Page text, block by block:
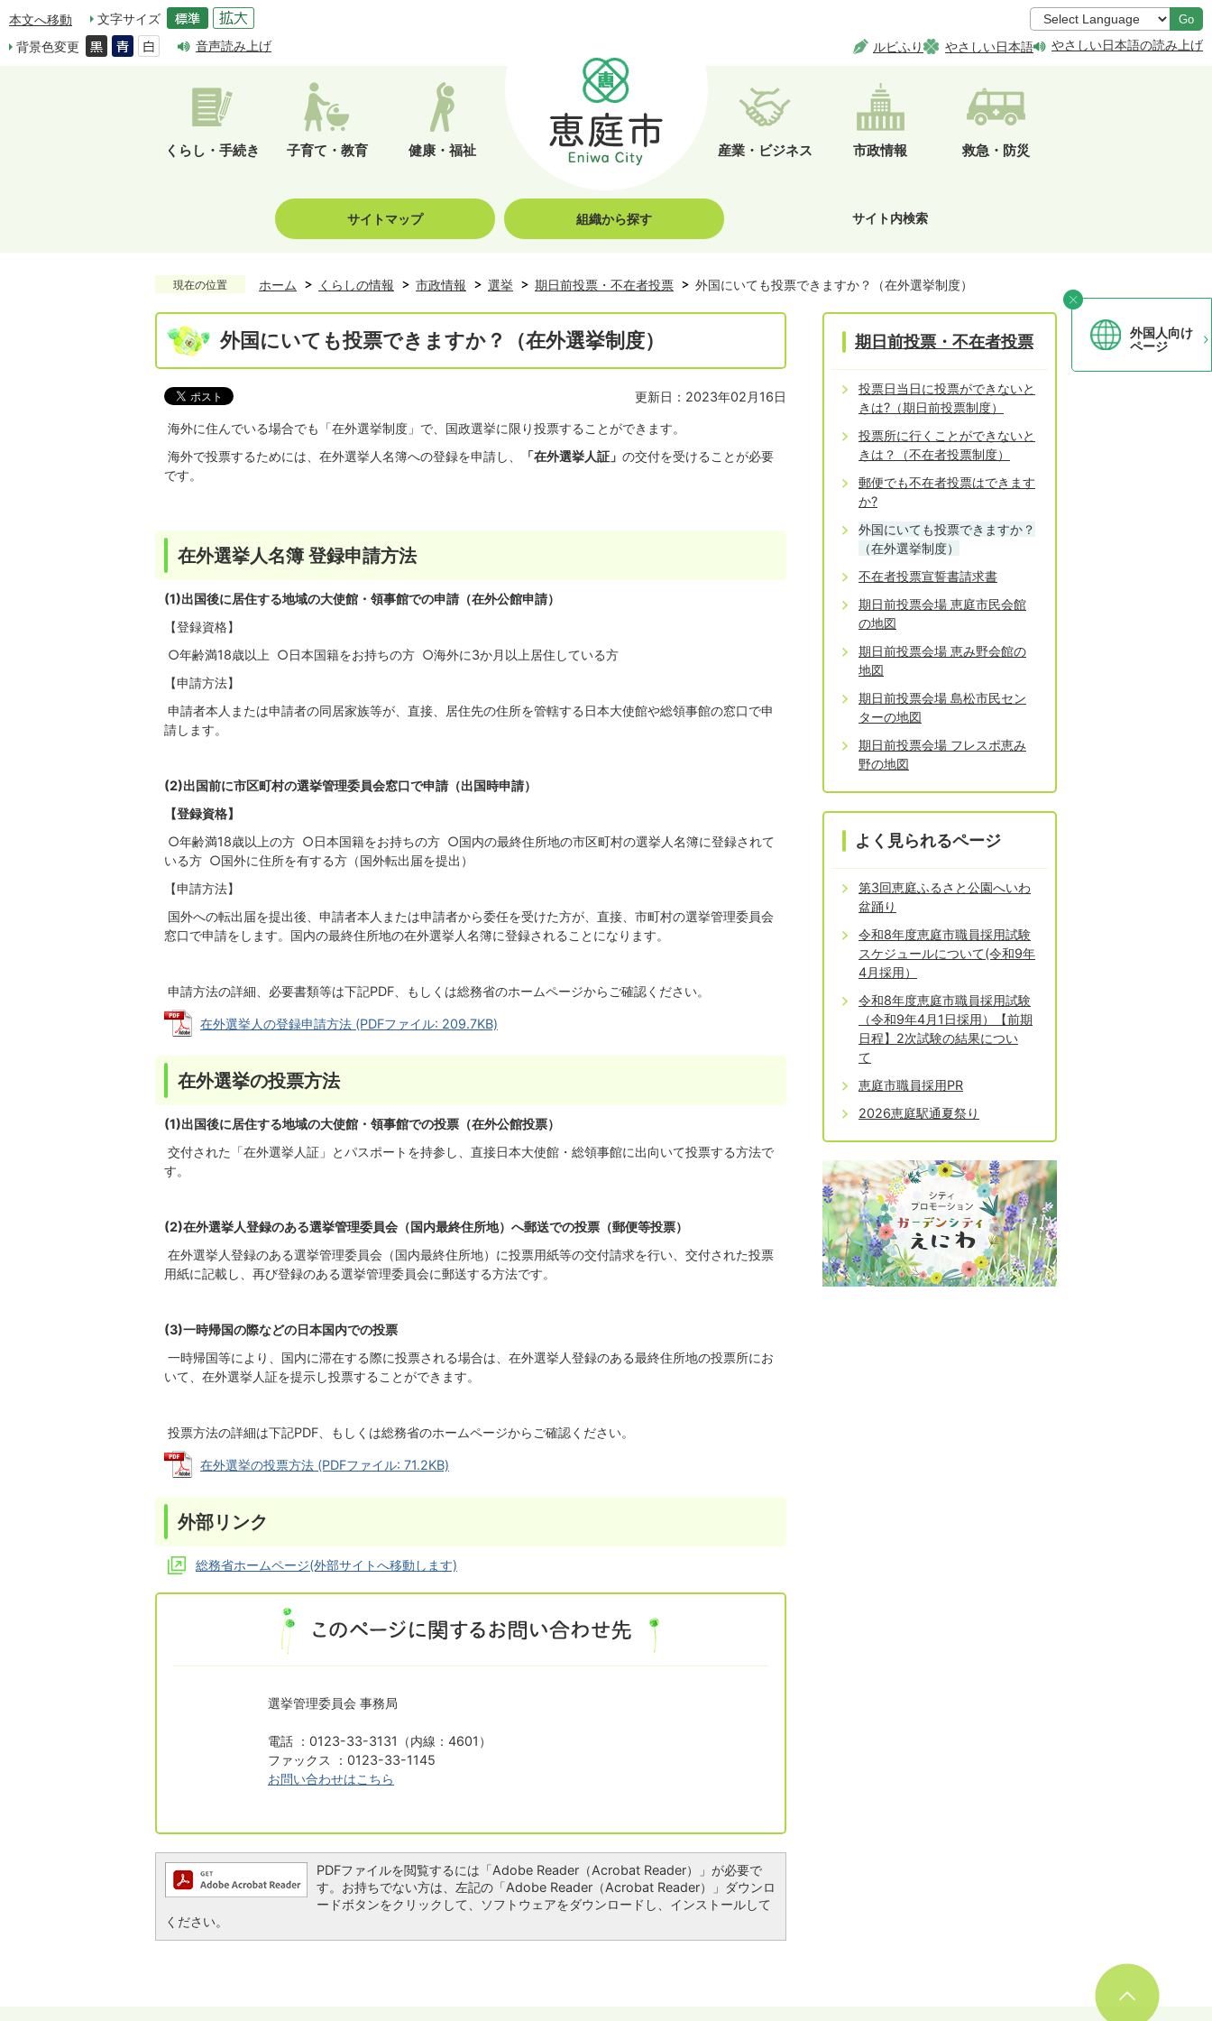
本文へ移動
文字サイズ
背景色変更
音声読み上げ
Go
ルビふり やさしい日本語 やさしい日本語の読み上げ
くらし・手続き 子育て・教育 健康・福祉 産業・ビジネス 市政情報 救急・防災
サイトマップ 組織から探す サイト内検索
外国人向け
ページ
現在の位置 ホーム くらしの情報 市政情報 選挙 期日前投票・不在者投票 外国にいても投票できますか？（在外選挙制度）
外国にいても投票できますか？（在外選挙制度）
更新日：2023年02月16日
海外に住んでいる場合でも「在外選挙制度」で、国政選挙に限り投票することができます。
海外で投票するためには、在外選挙人名簿への登録を申請し、
「在外選挙人証」 の交付を受けることが必要
です。
在外選挙人名簿 登録申請方法
(1)出国後に居住する地域の大使館・領事館での申請（在外公館申請）
【登録資格】
○年齢満18歳以上 ○日本国籍をお持ちの方 ○海外に3か月以上居住している方
【申請方法】
申請者本人または申請者の同居家族等が、直接、居住先の住所を管轄する日本大使館や総領事館の窓口で申
請します。
(2)出国前に市区町村の選挙管理委員会窓口で申請（出国時申請）
【登録資格】
○年齢満18歳以上の方 ○日本国籍をお持ちの方 ○国内の最終住所地の市区町村の選挙人名簿に登録されて
いる方 ○国外に住所を有する方（国外転出届を提出）
【申請方法】
国外への転出届を提出後、申請者本人または申請者から委任を受けた方が、直接、市町村の選挙管理委員会
窓口で申請をします。国内の最終住所地の在外選挙人名簿に登録されることになります。
申請方法の詳細、必要書類等は下記PDF、もしくは総務省のホームページからご確認ください。
在外選挙人の登録申請方法 (PDFファイル: 209.7KB)
在外選挙の投票方法
(1)出国後に居住する地域の大使館・領事館での投票（在外公館投票）
交付された「在外選挙人証」とパスポートを持参し、直接日本大使館・総領事館に出向いて投票する方法で
す。
(2)在外選挙人登録のある選挙管理委員会（国内最終住所地）へ郵送での投票（郵便等投票）
在外選挙人登録のある選挙管理委員会（国内最終住所地）に投票用紙等の交付請求を行い、交付された投票
用紙に記載し、再び登録のある選挙管理委員会に郵送する方法です。
(3)一時帰国の際などの日本国内での投票
一時帰国等により、国内に滞在する際に投票される場合は、在外選挙人登録のある最終住所地の投票所にお
いて、在外選挙人証を提示し投票することができます。
投票方法の詳細は下記PDF、もしくは総務省のホームページからご確認ください。
在外選挙の投票方法 (PDFファイル: 71.2KB)
外部リンク
総務省ホームページ(外部サイトへ移動します)
選挙管理委員会 事務局
電話 ：0123-33-3131（内線：4601）
ファックス ：0123-33-1145
お問い合わせはこちら
PDFファイルを閲覧するには「Adobe Reader（Acrobat Reader）」が必要で
す。お持ちでない方は、左記の「Adobe Reader（Acrobat Reader）」ダウンロ
ードボタンをクリックして、ソフトウェアをダウンロードし、インストールして
ください。
期日前投票・不在者投票
投票日当日に投票ができないと
きは?（期日前投票制度）
投票所に行くことができないと
きは？（不在者投票制度）
郵便でも不在者投票はできます
か?
外国にいても投票できますか？
（在外選挙制度）
不在者投票宣誓書請求書
期日前投票会場 恵庭市民会館
の地図
期日前投票会場 恵み野会館の
地図
期日前投票会場 島松市民セン
ターの地図
期日前投票会場 フレスポ恵み
野の地図
よく見られるページ
第3回恵庭ふるさと公園へいわ
盆踊り
令和8年度恵庭市職員採用試験
スケジュールについて(令和9年
4月採用）
令和8年度恵庭市職員採用試験
（令和9年4月1日採用）【前期
日程】2次試験の結果につい
て
恵庭市職員採用PR
2026恵庭駅通夏祭り